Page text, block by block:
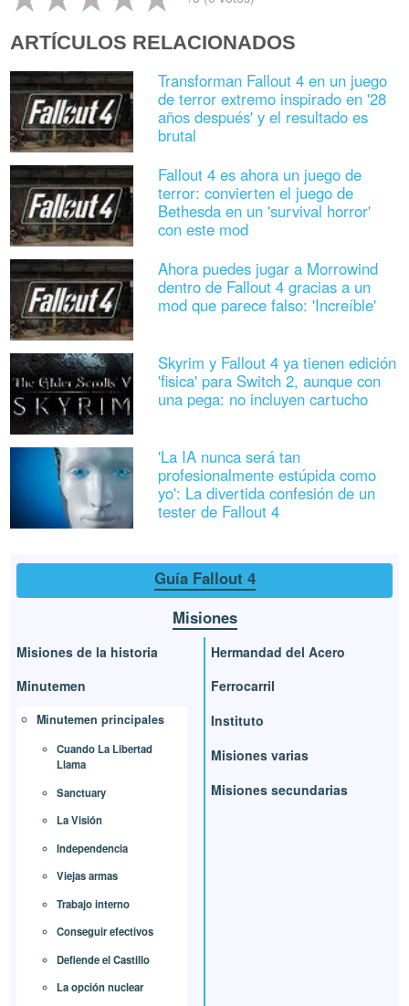
ARTÍCULOS RELACIONADOS
Transforman Fallout 4 en un juego
de terror extremo inspirado en '28
años después' y el resultado es
brutal
Fallout 4 es ahora un juego de
terror: convierten el juego de
Bethesda en un 'survival horror'
con este mod
Ahora puedes jugar a Morrowind
dentro de Fallout 4 gracias a un
mod que parece falso: 'Increíble'
Skyrim y Fallout 4 ya tienen edición
'fisica' para Switch 2, aunque con
una pega: no incluyen cartucho
'La IA nunca será tan
profesionalmente estúpida como
yo': La divertida confesión de un
tester de Fallout 4
Guía Fallout 4
Misiones
Misiones de la historia
Minutemen
Minutemen principales
Cuando La Libertad
Llama
Sanctuary
La Visión
Independencia
Viejas armas
Trabajo interno
Conseguir efectivos
Defiende el Castillo
La opción nuclear
Hermandad del Acero
Ferrocarril
Instituto
Misiones varias
Misiones secundarias